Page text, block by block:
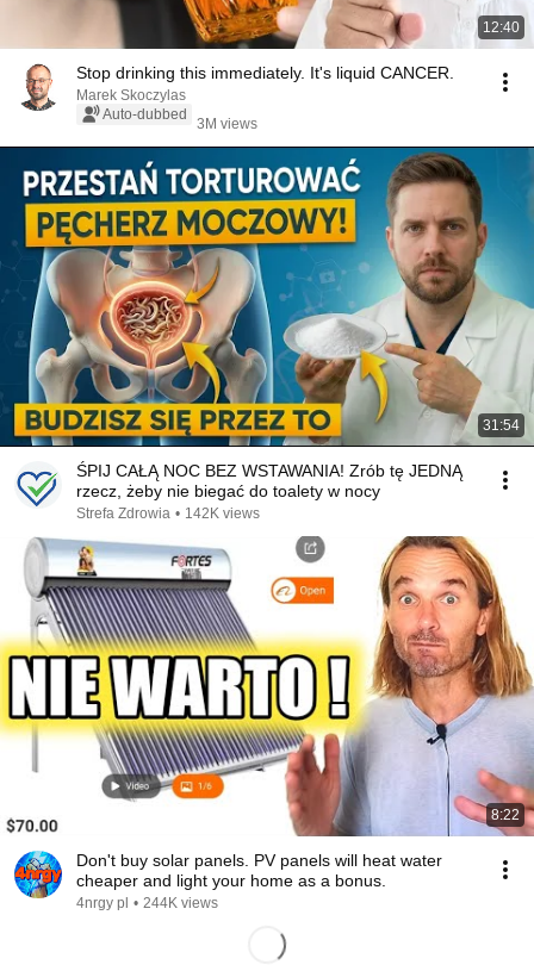
12:40
Stop drinking this immediately. It's liquid CANCER.
Marek Skoczylas
Auto-dubbed
3M views
31:54
ŚPIJ CAŁĄ NOC BEZ WSTAWANIA! Zrób tę JEDNĄ
rzecz, żeby nie biegać do toalety w nocy
Strefa Zdrowia • 142K views
8:22
Don't buy solar panels. PV panels will heat water
cheaper and light your home as a bonus.
4nrgy pl • 244K views